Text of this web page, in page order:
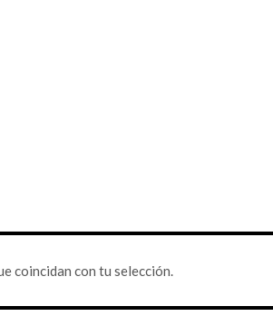
coincidan con tu selección.